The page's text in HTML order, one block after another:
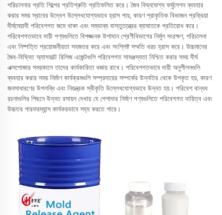
পরিচালনার প্রতি শিল্পের প্রতিশ্রুতি প্রতিফলিত করে। জৈব বিঘ্নযোগ্য ফর্মুলেশন ব্যবহার
করার সময় স্রাবের উদ্বেগ উল্লেখযোগ্যভাবে হ্রাস পায়, কারণ প্রাকৃতিক বিভাজন প্রক্রিয়া
দীর্ঘমেয়াদী পরিবেশগত জমে থাকা এবং সম্ভাব্য বাস্তুতন্ত্রের ব্যাঘাতকে প্রতিরোধ করে।
পরিবেশগতভাবে দায়ী পণ্যগুলিতে বিপজ্জনক উপাদান শ্রেণীবিভাগের নির্মূল সংরক্ষণ, পরিচালনা
এবং নিষ্পত্তি প্রয়োজনীয়তা সহজতর করে এবং সংশ্লিষ্ট সম্মতি খরচ হ্রাস করে। উচ্চমানের
জৈব-বিঘ্নিত অ্যাসফাল্ট রিলিজ এজেন্টগুলি পরিবেশগত সামঞ্জস্যতা নিশ্চিত করার সময় দীর্ঘ
এক্সপোজার সময়কালে তাদের কার্যকারিতা বজায় রাখে। পরিবেশগতভাবে দায়ী অনুশীলনগুলি
ব্যবহার করার সময় নির্মাণ কার্যক্রমগুলি সম্প্রদায়ের সম্পর্কের উন্নতির থেকে উপকৃত হয়, কারণ
জনসাধারণের উপলব্ধি এবং নিয়ন্ত্রক স্বীকৃতি উল্লেখযোগ্যভাবে উন্নত হয়। পরিবেশ বান্ধব
রচনাগুলির পিছনে উন্নত রসায়ন দেখায় যে পেশাদার নির্মাণ পণ্যগুলিতে পরিবেশগত দায়িত্ব এবং
উচ্চতর পারফরম্যান্স কার্যকরভাবে সহ্য করতে পারে।